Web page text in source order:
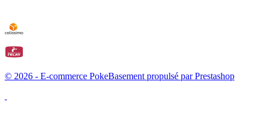
© 2026 - E-commerce PokeBasement propulsé par Prestashop